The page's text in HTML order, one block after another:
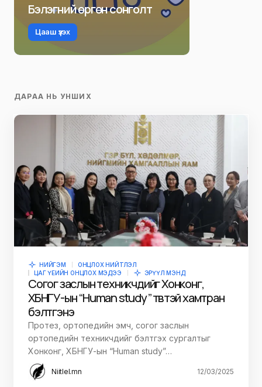
Бэлэгний өргөн сонголт
Цааш үзэх
ДАРАА НЬ УНШИХ
НИЙГЭМ
ОНЦЛОХ НИЙТЛЭЛ
ЦАГ ҮЕИЙН ОНЦЛОХ МЭДЭЭ
ЭРҮҮЛ МЭНД
Согог заслын техникчдийг Хонконг,
ХБНГУ-ын “Human study” төвтэй хамтран
бэлтгэнэ
Протез, ортопедийн эмч, согог заслын
ортопедийн техникчдийг бэлтгэх сургалтыг
Хонконг, ХБНГУ-ын “Human study”…
Niitlel.mn 12/03/2025